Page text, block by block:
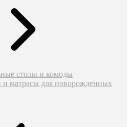
столы и комоды
и матрасы для новорожденных